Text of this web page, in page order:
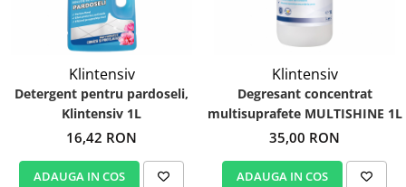
Klintensiv
Detergent pentru pardoseli,
Klintensiv 1L
16,42 RON
ADAUGA IN COS
Klintensiv
Degresant concentrat
multisuprafete MULTISHINE 1L
35,00 RON
ADAUGA IN COS